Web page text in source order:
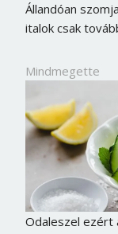
Állandóan
italok csak
Mindmegette
Odaleszel ezért